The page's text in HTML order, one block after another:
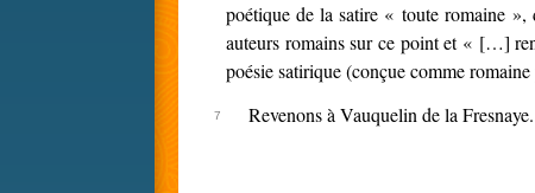
poétique de la satire « toute romaine
auteurs romains sur ce point et « […]
poésie satirique (conçue comme
Revenons à Vauquelin de la